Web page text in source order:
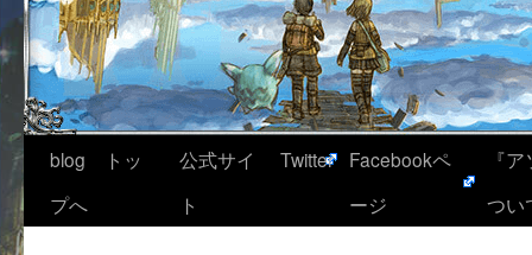
blog トッ
プへ
公式サイ
ト
Twitter
Facebookペ
ージ
『
つい